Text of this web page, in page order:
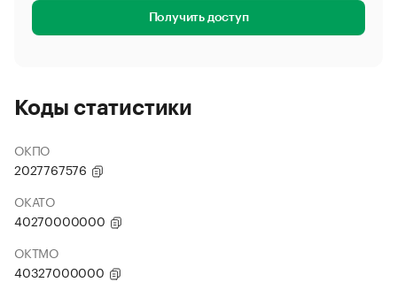
Получить доступ
Коды статистики
ОКПО
2027767576
ОКАТО
40270000000
ОКТМО
40327000000